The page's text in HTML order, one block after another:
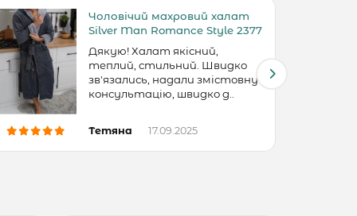
Чоловічий махровий халат
Silver Man Romance Style 2377
Дякую! Халат якісний,
теплий, стильний. Швидко
зв'язались, надали змістовну
консультацію, швидко д..
Тетяна 17.09.2025